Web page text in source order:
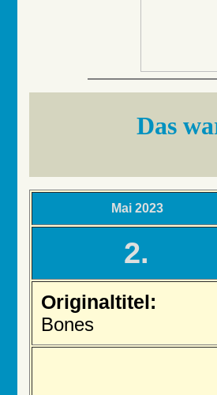
Das
Mai 2023
2.
Originaltitel:
Bones